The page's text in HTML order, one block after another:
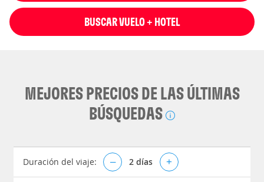
BUSCAR VUELO + HOTEL
MEJORES PRECIOS DE LAS ÚLTIMAS
BÚSQUEDAS
Duración del viaje: – 2 días +